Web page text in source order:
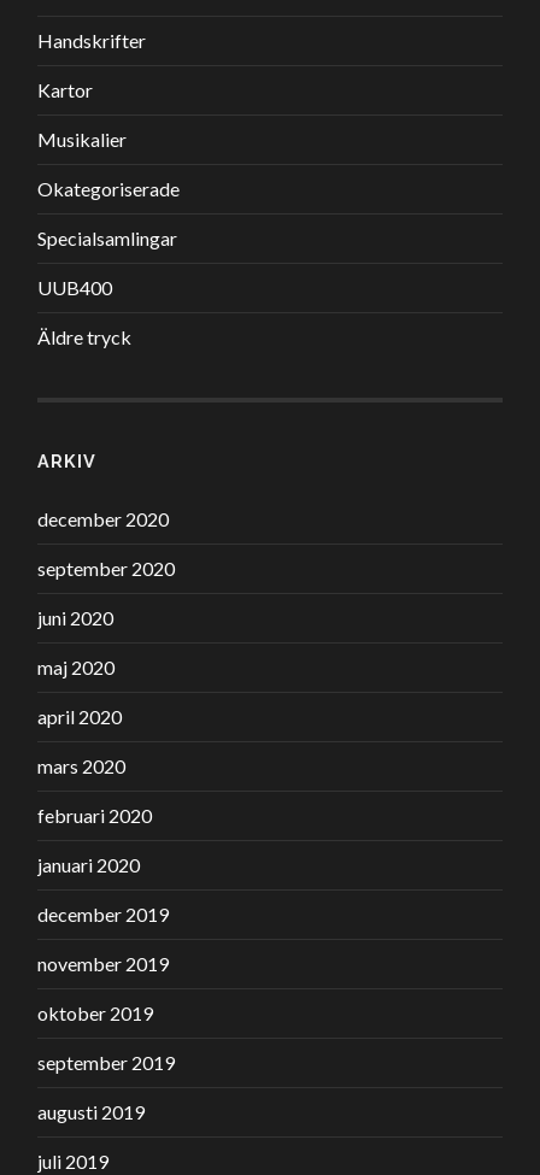
Handskrifter
Kartor
Musikalier
Okategoriserade
Specialsamlingar
UUB400
Äldre tryck
ARKIV
december 2020
september 2020
juni 2020
maj 2020
april 2020
mars 2020
februari 2020
januari 2020
december 2019
november 2019
oktober 2019
september 2019
augusti 2019
juli 2019